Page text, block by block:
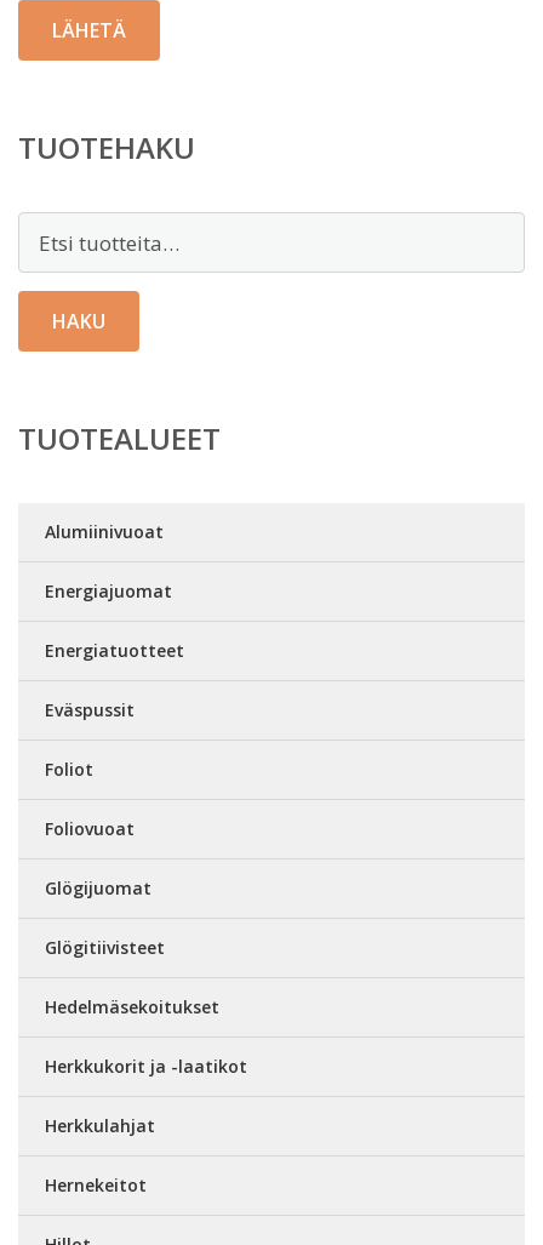
TUOTEHAKU
HAKU
TUOTEALUEET
Alumiinivuoat
Energiajuomat
Energiatuotteet
Eväspussit
Foliot
Foliovuoat
Glögijuomat
Glögitiivisteet
Hedelmäsekoitukset
Herkkukorit ja -laatikot
Herkkulahjat
Hernekeitot